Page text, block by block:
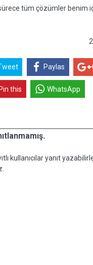
tüm çözümler benim
Paylas
Pin this WhatsApp
kullanıcılar yanıt